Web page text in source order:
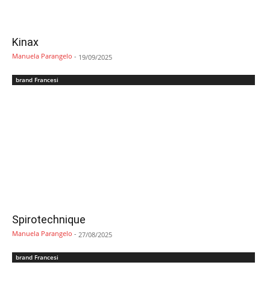
Kinax
Manuela Parangelo - 19/09/2025
brand Francesi
Spirotechnique
Manuela Parangelo - 27/08/2025
brand Francesi